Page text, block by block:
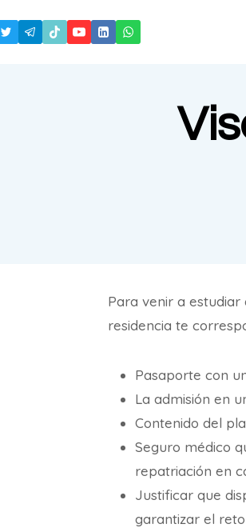
Para venir a estudiar
residencia te
Pasaporte con
La admisión en
Contenido del
Seguro médico
repatriación en
Justificar que
garantizar el